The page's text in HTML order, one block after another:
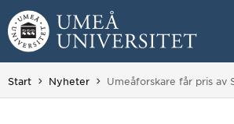
Hoppa direkt till innehållet
Huvudmenyn dold.
Start Nyheter Du är här:
Umeåforskare får pris av